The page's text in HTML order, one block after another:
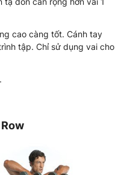
cao càng tốt. Cánh tay
tập. Chỉ sử dụng vai cho